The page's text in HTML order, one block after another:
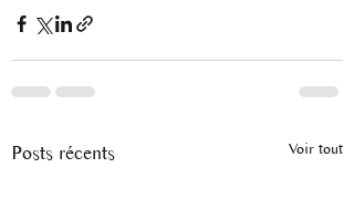
Posts récents Voir tout